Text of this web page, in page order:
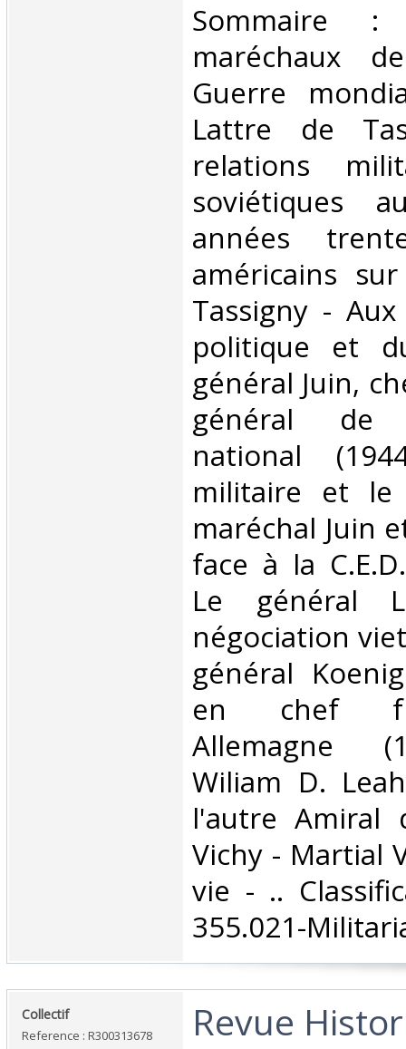
‎Sommaire
maréchaux
Guerre
Lattre de
relations
soviétiques
années
américains
Tassigny -
politique et
général Juin,
général de
national
militaire et
maréchal Juin
face à la
Le général
négociation
général
en chef
Allemagne
Wiliam D.
l'autre Amiral
Vichy - Martial
vie - ..
355.021-
‎Collectif‎
Reference : R300313678
‎Revue